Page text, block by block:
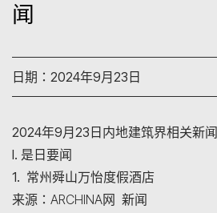
闻
日期：2024年9月23日
2024年9月23日内地建筑界相关新闻
I. 是日要闻
1. 常州舜山万怡度假酒店
来源：ARCHINA网 新闻